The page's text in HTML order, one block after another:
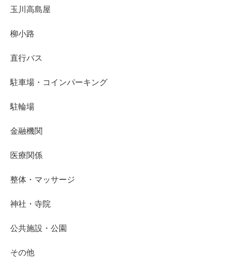
玉川高島屋
柳小路
直行バス
駐車場・コインパーキング
駐輪場
金融機関
医療関係
整体・マッサージ
神社・寺院
公共施設・公園
その他